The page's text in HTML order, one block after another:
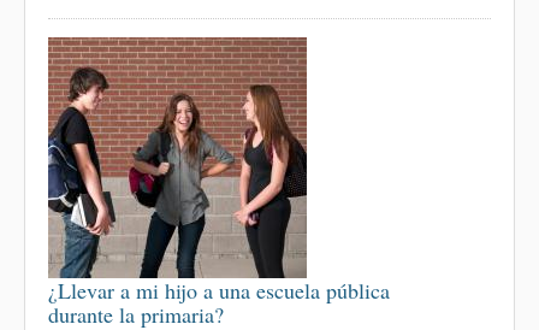
¿Llevar a mi hijo a una escuela pública
durante la primaria?